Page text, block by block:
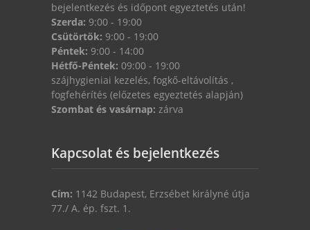
bejelentkezés és időpont egyeztetés után!
Szerda: 9:00 - 19:00
Csütörtök: 9:00 - 19:00
Péntek: 9:00 - 14:00
Hétfő-Péntek: 09:00 - 19:00
szájhygieniai kezelés, fogkő-eltávolítás ,
fogfehérítés (előzetes egyeztetés alapján)
Szombat és vasárnap: zárva
Kapcsolat és bejelentkezés
Cím: 1142 Budapest, Erzsébet királyné útja
77./ A. ép. fszt. 1.